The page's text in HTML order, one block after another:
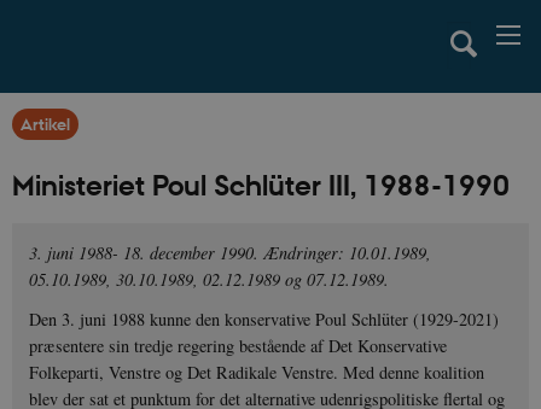
Artikel
Ministeriet Poul Schlüter III, 1988-1990
3. juni 1988- 18. december 1990. Ændringer: 10.01.1989,
05.10.1989, 30.10.1989, 02.12.1989 og 07.12.1989.
Den 3. juni 1988 kunne den konservative Poul Schlüter (1929-2021)
præsentere sin tredje regering bestående af Det Konservative
Folkeparti, Venstre og Det Radikale Venstre. Med denne koalition
blev der sat et punktum for det alternative udenrigspolitiske flertal og